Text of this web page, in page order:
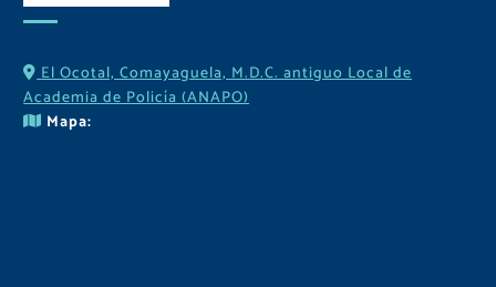
El Ocotal, Comayaguela, M.D.C. antiguo Local de
Academia de Policía (ANAPO)
Mapa: